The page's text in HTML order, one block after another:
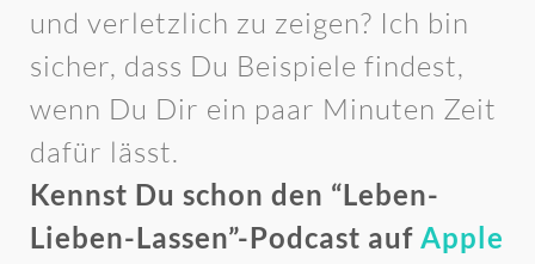
und verletzlich zu zeigen? Ich bin
sicher, dass Du Beispiele findest,
wenn Du Dir ein paar Minuten Zeit
dafür lässt.
Kennst Du schon den “Leben-
Lieben-Lassen”-Podcast auf Apple